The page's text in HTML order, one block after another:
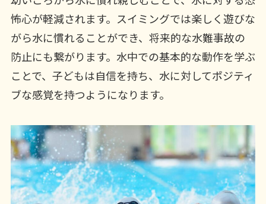
怖心が軽減されます。スイミングでは楽しく遊びな
がら水に慣れることができ、将来的な水難事故の
防止にも繋がります。水中での基本的な動作を学ぶ
ことで、子どもは自信を持ち、水に対してポジティ
ブな感覚を持つようになります。